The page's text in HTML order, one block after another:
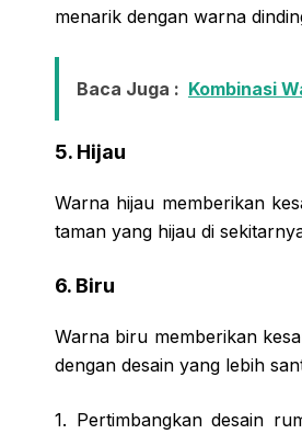
menarik dengan warna
Baca Juga : Kombinasi
5. Hijau
Warna hijau memberikan
taman yang hijau di
6. Biru
Warna biru memberikan
dengan desain yang lebih
1. Pertimbangkan desain